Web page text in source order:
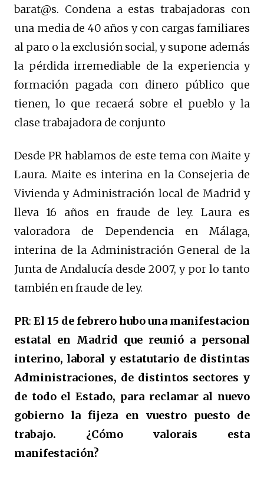
barat@s. Condena a estas trabajadoras con
una media de 40 años y con cargas familiares
al paro o la exclusión social, y supone además
la pérdida irremediable de la experiencia y
formación pagada con dinero público que
tienen, lo que recaerá sobre el pueblo y la
clase trabajadora de conjunto
Desde PR hablamos de este tema con Maite y
Laura. Maite es interina en la Consejeria de
Vivienda y Administración local de Madrid y
lleva 16 años en fraude de ley. Laura es
valoradora de Dependencia en Málaga,
interina de la Administración General de la
Junta de Andalucía desde 2007, y por lo tanto
también en fraude de ley.
PR: El 15 de febrero hubo una manifestacion
estatal en Madrid que reunió a personal
interino, laboral y estatutario de distintas
Administraciones, de distintos sectores y
de todo el Estado, para reclamar al nuevo
gobierno la fijeza en vuestro puesto de
trabajo. ¿Cómo valorais esta
manifestación?